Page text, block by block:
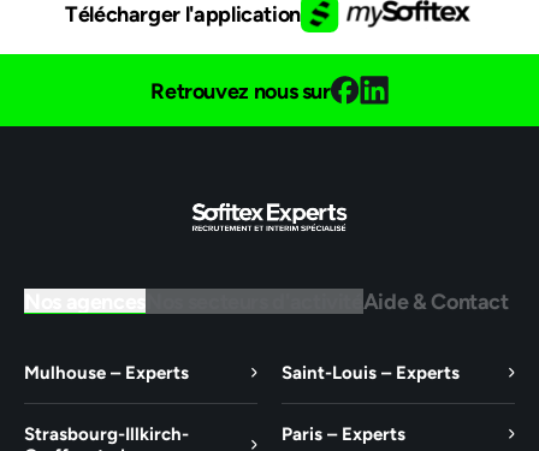
Télécharger l'application
Retrouvez nous sur
Aide & Contact
Mulhouse – Experts Saint-Louis – Experts
Strasbourg-Illkirch-
Paris – Experts